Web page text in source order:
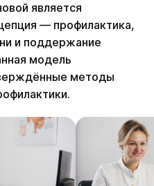
является
— профилактика,
и поддержание
модель
методы